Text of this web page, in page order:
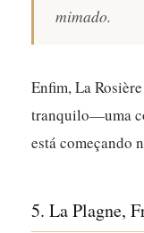
mimado.
Enfim, La
tranquilo—uma
está começando
5. La Plagne,